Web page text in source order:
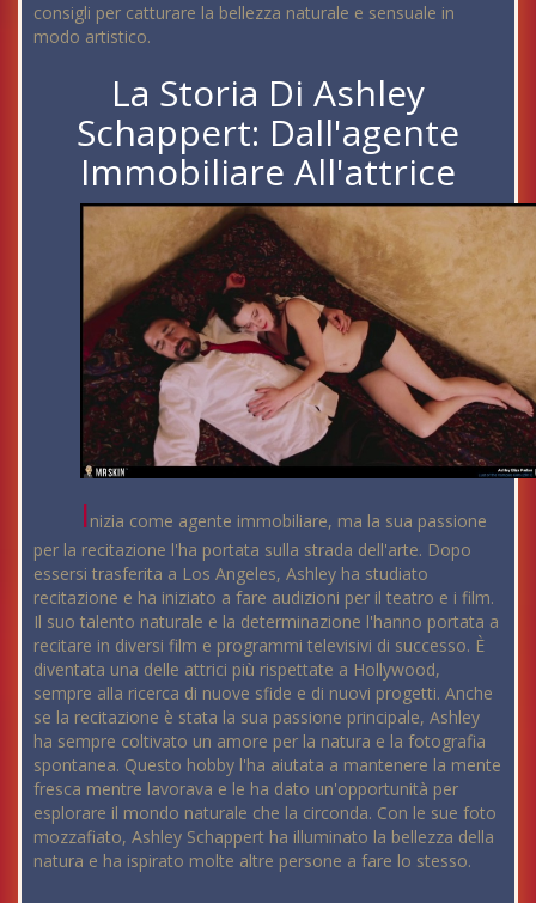
consigli per catturare la bellezza naturale e sensuale in
modo artistico.
La Storia Di Ashley
Schappert: Dall'agente
Immobiliare All'attrice
Inizia come agente immobiliare, ma la sua passione
per la recitazione l'ha portata sulla strada dell'arte. Dopo
essersi trasferita a Los Angeles, Ashley ha studiato
recitazione e ha iniziato a fare audizioni per il teatro e i film.
Il suo talento naturale e la determinazione l'hanno portata a
recitare in diversi film e programmi televisivi di successo. È
diventata una delle attrici più rispettate a Hollywood,
sempre alla ricerca di nuove sfide e di nuovi progetti. Anche
se la recitazione è stata la sua passione principale, Ashley
ha sempre coltivato un amore per la natura e la fotografia
spontanea. Questo hobby l'ha aiutata a mantenere la mente
fresca mentre lavorava e le ha dato un'opportunità per
esplorare il mondo naturale che la circonda. Con le sue foto
mozzafiato, Ashley Schappert ha illuminato la bellezza della
natura e ha ispirato molte altre persone a fare lo stesso.